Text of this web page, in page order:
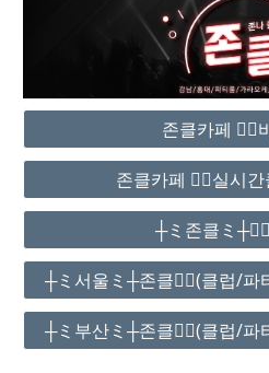
존클카페 ❤️‍🔥
존클카페 ❤️‍🔥실시
┼ミ존클ミ
┼ミ서울ミ┼존클❤️‍🔥(클럽/파
┼ミ부산ミ┼존클❤️‍🔥(클럽/파